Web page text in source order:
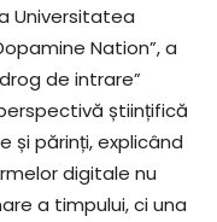
Universitatea
Nation”, a
de intrare”
științifică
și părinți, explicând
digitale nu
a timpului, ci una